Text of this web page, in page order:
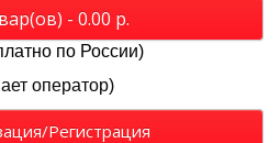
- 0.00 р.
по России)
оператор)
Регистрация